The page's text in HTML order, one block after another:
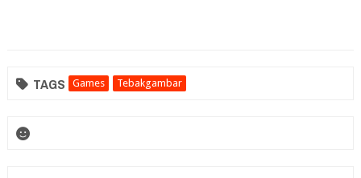
TAGS Games Tebakgambar